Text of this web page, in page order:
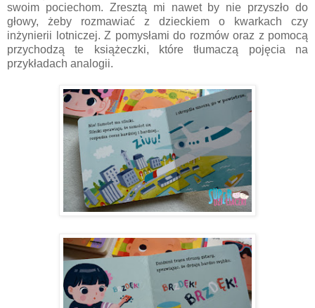
swoim pociechom. Zresztą mi nawet by nie przyszło do
głowy, żeby rozmawiać z dzieckiem o kwarkach czy
inżynierii lotniczej. Z pomysłami do rozmów oraz z pomocą
przychodzą te książeczki, które tłumaczą pojęcia na
przykładach analogii.